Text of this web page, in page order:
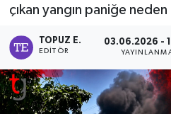
çıkan yangın paniğe
TOPUZ E.
EDITÖR
03.06.2026 -
TEKNOLOJİ
TÜRKİYE
Haber Arşivi